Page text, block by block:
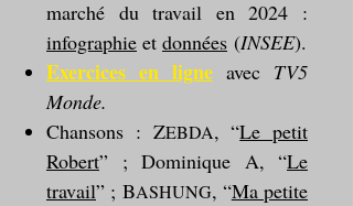
marché du travail en 2024 :
infographie et données (INSEE).
Exercices en ligneavec TV5
Monde.
Chansons : ZEBDA, “Le petit
Robert” ; Dominique A, “Le
travail” ; BASHUNG, “Ma petite